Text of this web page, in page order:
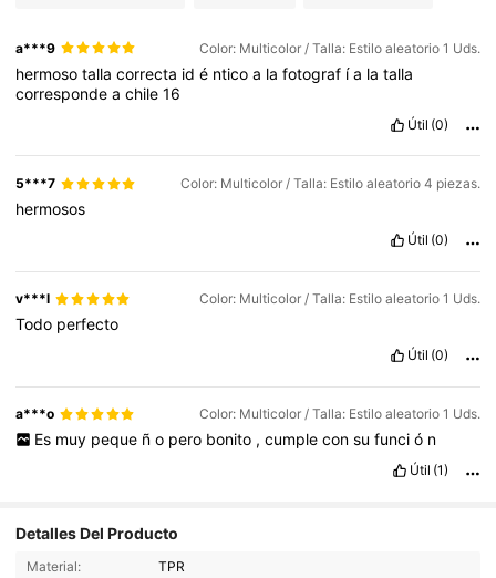
a***9 Color: Multicolor / Talla: Estilo aleatorio 1 Uds.
hermosotallacorrecta idé nticoa lafotograf ía latalla
correspondeachile16
Útil (0)
5***7 Color: Multicolor / Talla: Estilo aleatorio 4 piezas.
hermosos
Útil (0)
v***l Color: Multicolor / Talla: Estilo aleatorio 1 Uds.
Todo perfecto
Útil (0)
a***o Color: Multicolor / Talla: Estilo aleatorio 1 Uds.
Es muy peque ñ o pero bonito , cumple con su funci ó n
Útil (1)
Detalles Del Producto
Material: TPR
407 Seguidores